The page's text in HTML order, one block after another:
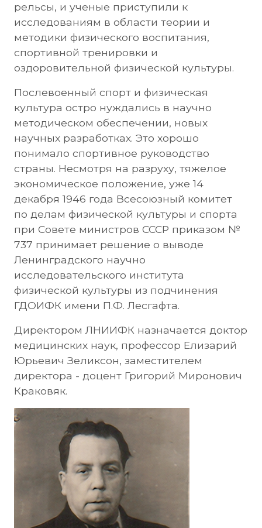
рельсы, и ученые приступили к
исследованиям в области теории и
методики физического воспитания,
спортивной тренировки и
оздоровительной физической культуры.
Послевоенный спорт и физическая
культура остро нуждались в научно
методическом обеспечении, новых
научных разработках. Это хорошо
понимало спортивное руководство
страны. Несмотря на разруху, тяжелое
экономическое положение, уже 14
декабря 1946 года Всесоюзный комитет
по делам физической культуры и спорта
при Совете министров СССР приказом №
737 принимает решение о выводе
Ленинградского научно
исследовательского института
физической культуры из подчинения
ГДОИФК имени П.Ф. Лесгафта.
Директором ЛНИИФК назначается доктор
медицинских наук, профессор Елизарий
Юрьевич Зеликсон, заместителем
директора - доцент Григорий Миронович
Краковяк.